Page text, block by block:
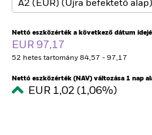
Nettó eszközérték a következő dátum
EUR 97,17
52 hetes tartomány 84,57 - 97,17
Nettó eszközérték (NAV) változása 1 nap
EUR 1,02 (1,06%)